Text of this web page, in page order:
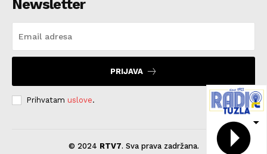
Newsletter
PRIJAVA
Prihvatam uslove.
© 2024 RTV7. Sva prava zadržana.